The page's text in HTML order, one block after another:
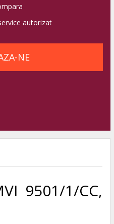
autorizat
NE
9501/1/CC,